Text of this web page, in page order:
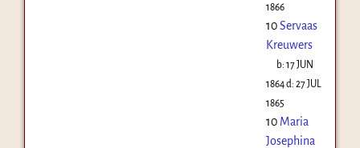
1866
10Servaas
Kreuwers
b:17 JUN
1864d: 27 JUL
1865
10 Maria
Josephina